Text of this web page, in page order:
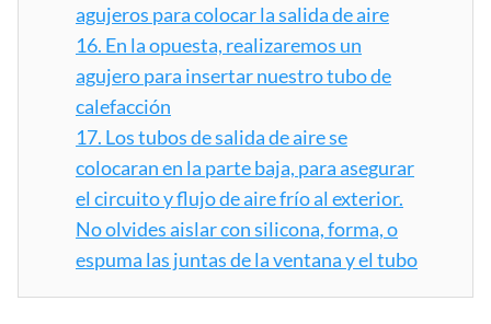
agujeros para colocar la salida de aire
16. En la opuesta, realizaremos un
agujero para insertar nuestro tubo de
calefacción
17. Los tubos de salida de aire se
colocaran en la parte baja, para asegurar
el circuito y flujo de aire frío al exterior.
No olvides aislar con silicona, forma, o
espuma las juntas de la ventana y el tubo